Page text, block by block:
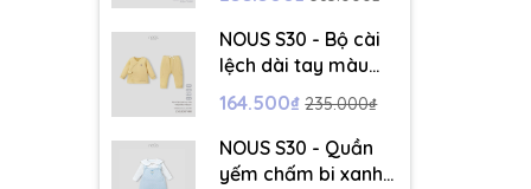
6-9M - SS26.T5C
NOUS S30 - Bộ cài
lệch dài tay màu
vàng thêu trang trí
- 12-18M - SS26.T5C
164.500₫ 235.000₫
NOUS S30 - Quần
yếm chấm bi xanh